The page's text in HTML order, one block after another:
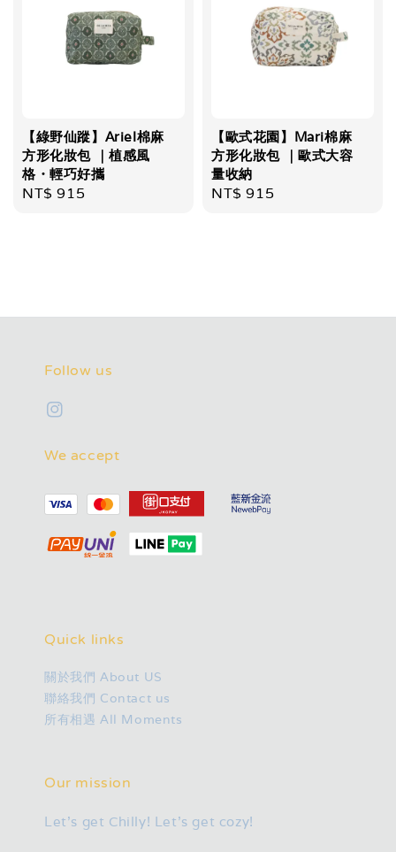
【綠野仙蹤】Ariel棉麻
方形化妝包 ｜植感風
格・輕巧好攜
Regular
NT$ 915
【歐式花園】Mari棉麻
方形化妝包 ｜歐式大容
量收納
Regular
NT$ 915
Follow us
We accept
Quick links
關於我們 About US
聯絡我們 Contact us
所有相遇 All Moments
Our mission
Let's get Chilly! Let's get cozy!